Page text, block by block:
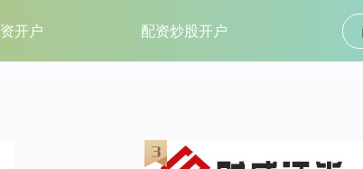
开户 配资炒股开户